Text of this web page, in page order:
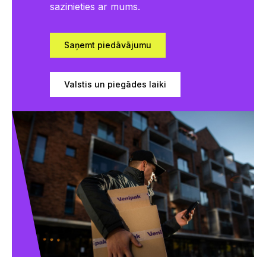
sazinieties ar mums.
Saņemt piedāvājumu
Valstis un piegādes laiki